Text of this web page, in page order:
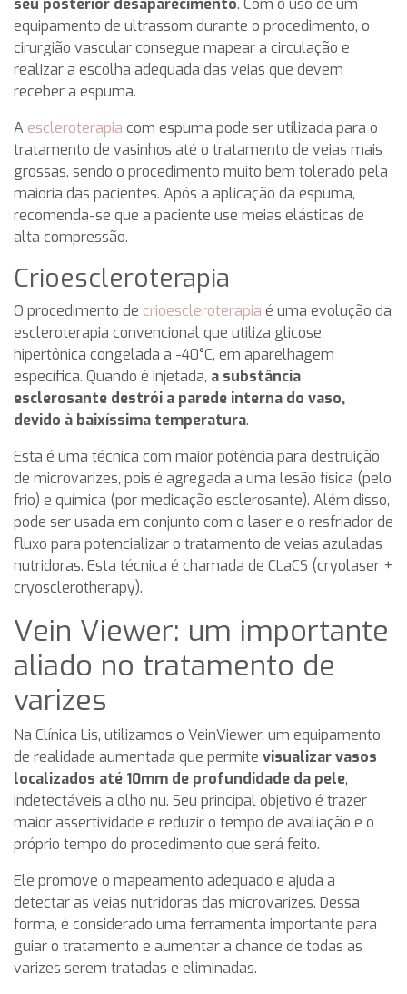
seu posterior desaparecimento. Com o uso de um
equipamento de ultrassom durante o procedimento, o
cirurgião vascular consegue mapear a circulação e
realizar a escolha adequada das veias que devem
receber a espuma.
A escleroterapia com espuma pode ser utilizada para o
tratamento de vasinhos até o tratamento de veias mais
grossas, sendo o procedimento muito bem tolerado pela
maioria das pacientes. Após a aplicação da espuma,
recomenda-se que a paciente use meias elásticas de
alta compressão.
Crioescleroterapia
O procedimento de crioescleroterapia é uma evolução da
escleroterapia convencional que utiliza glicose
hipertônica congelada a -40°C, em aparelhagem
específica. Quando é injetada, a substância
esclerosante destrói a parede interna do vaso,
devido à baixíssima temperatura.
Esta é uma técnica com maior potência para destruição
de microvarizes, pois é agregada a uma lesão física (pelo
frio) e química (por medicação esclerosante). Além disso,
pode ser usada em conjunto com o laser e o resfriador de
fluxo para potencializar o tratamento de veias azuladas
nutridoras. Esta técnica é chamada de CLaCS (cryolaser +
cryosclerotherapy).
Vein Viewer: um importante
aliado no tratamento de
varizes
Na Clínica Lis, utilizamos o VeinViewer, um equipamento
de realidade aumentada que permite visualizar vasos
localizados até 10mm de profundidade da pele,
indetectáveis a olho nu. Seu principal objetivo é trazer
maior assertividade e reduzir o tempo de avaliação e o
próprio tempo do procedimento que será feito.
Ele promove o mapeamento adequado e ajuda a
detectar as veias nutridoras das microvarizes. Dessa
forma, é considerado uma ferramenta importante para
guiar o tratamento e aumentar a chance de todas as
varizes serem tratadas e eliminadas.